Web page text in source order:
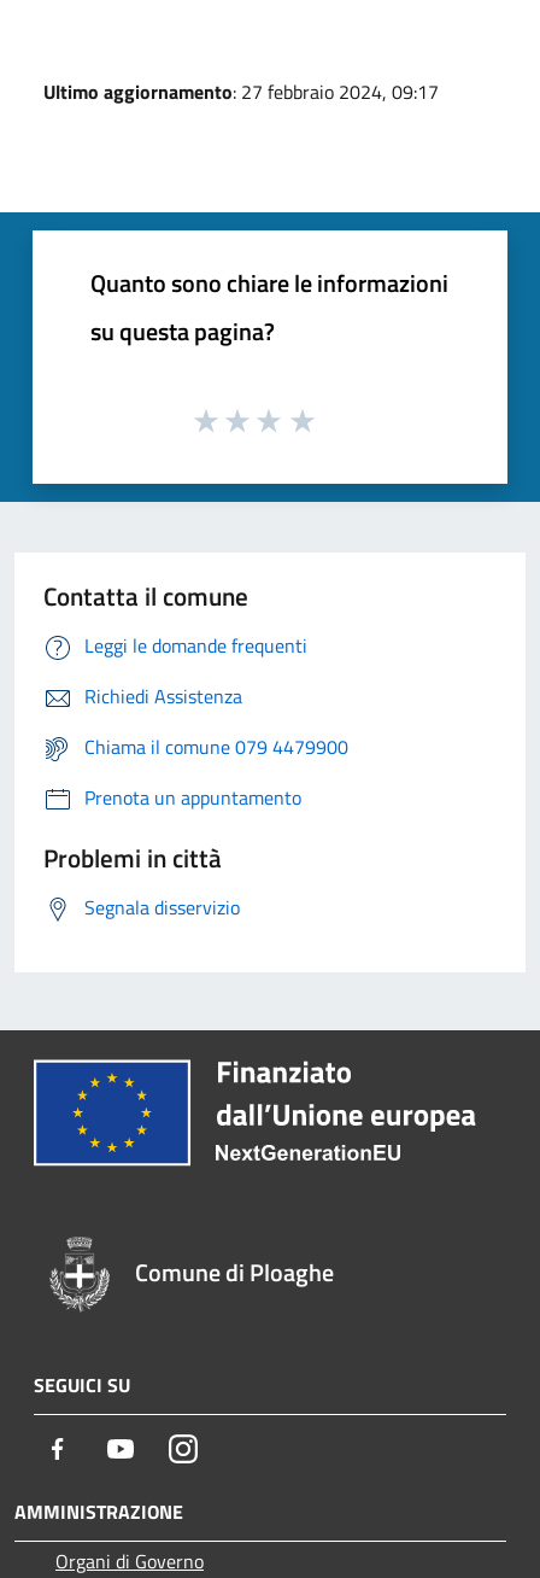
Ultimo aggiornamento: 27 febbraio 2024, 09:17
Quanto sono chiare le informazioni
su questa pagina?
Contatta il comune
Leggi le domande frequenti
Richiedi Assistenza
Chiama il comune 079 4479900
Prenota un appuntamento
Problemi in città
Segnala disservizio
Comune di Ploaghe
SEGUICI SU
Facebook YoutubeInstagram
AMMINISTRAZIONE
Organi di Governo